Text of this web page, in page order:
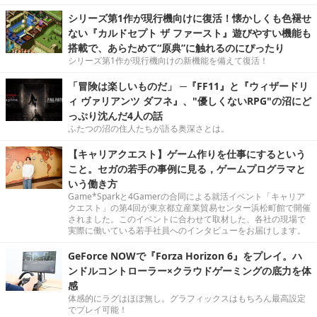
シリーズ第1作が現行機向けに復活！懐かしくも色褪せ
ない『カルドセプト ザ ファースト』遊びやすい機能も
搭載で、あらためて“原典”に触れるのにぴったり
シリーズ第1作が現行機向けの新機能を備えて復活！
「冒険は楽しいものだ」 ─『FF11』と『ウィザードリ
ィ ヴァリアンツ ダフネ』、"優しくないRPG"の沼にど
っぷり沈んだ4人の話
ふたつの沼の住人たちが語る奥深さとは。
【キャリアクエスト】ゲーム作りを仕事にするという
こと。セガの若手の事例に見る，ゲームプログラマと
いう働き方
Game*Sparkと4Gamerの合同による就活イベント「キャリア
クエスト」の第4回が東京都立産業貿易センター浜松町館で開催
されました。このイベントに合わせて取材した、各社の現場で
実際に働いている若手社員へのインタビューをお届けします。
GeForce NOWで『Forza Horizon 6』をプレイ。ハ
ンドルコントローラー×クラウドゲーミングの底力を体
感
体感的にラグはほぼ無し。グラフィックスはもちろん最高設定
でプレイ可能！